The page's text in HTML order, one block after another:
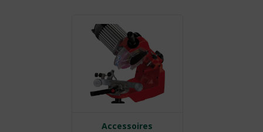
Accessoires